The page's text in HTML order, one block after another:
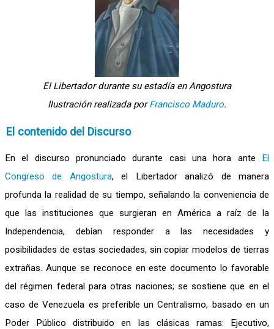
El Libertador durante su estadía en Angostura
Ilustración realizada porFrancisco Maduro.
El contenido del Discurso
En el discurso pronunciado durante casi una hora ante El
Congreso de Angostura, el Libertador analizó de manera
profunda la realidad de su tiempo, señalando la conveniencia de
que las instituciones que surgieran en América a raíz de la
Independencia, debían responder a las necesidades y
posibilidades de estas sociedades, sin copiar modelos de tierras
extrañas. Aunque se reconoce en este documento lo favorable
del régimen federal para otras naciones; se sostiene que en el
caso de Venezuela es preferible un Centralismo, basado en un
Poder Público distribuido en las clásicas ramas: Ejecutivo,